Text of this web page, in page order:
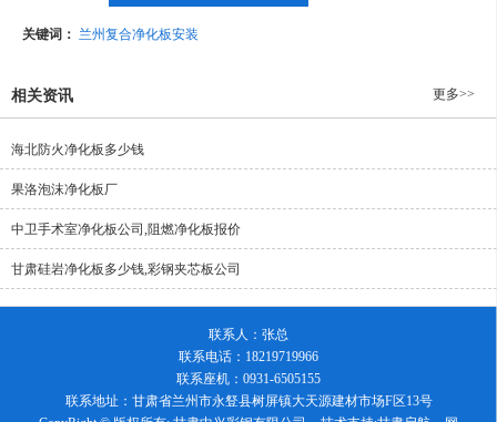
关键词： 兰州复合净化板安装
相关资讯 更多>>
海北防火净化板多少钱
果洛泡沫净化板厂
中卫手术室净化板公司,阻燃净化板报价
甘肃硅岩净化板多少钱,彩钢夹芯板公司
联系人：张总
联系电话：18219719966
联系座机：0931-6505155
联系地址：甘肃省兰州市永豋县树屏镇大天源建材市场F区13号